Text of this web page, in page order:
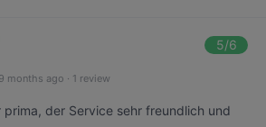
5/6
9 months ago · 1 review
prima, der Service sehr freundlich und